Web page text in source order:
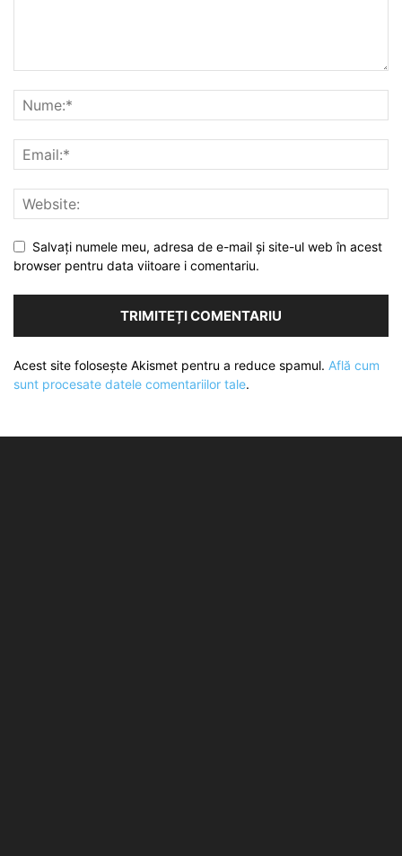
Salvați numele meu, adresa de e-mail și site-ul web în acest
browser pentru data viitoare i comentariu.
Acest site folosește Akismet pentru a reduce spamul. Află cum
sunt procesate datele comentariilor tale.